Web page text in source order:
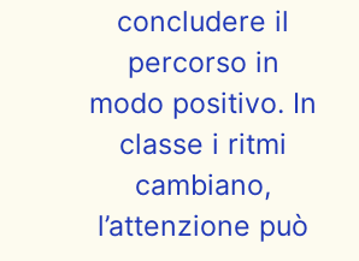
concludere il
percorso in
modo positivo. In
classe i ritmi
cambiano,
l’attenzione può